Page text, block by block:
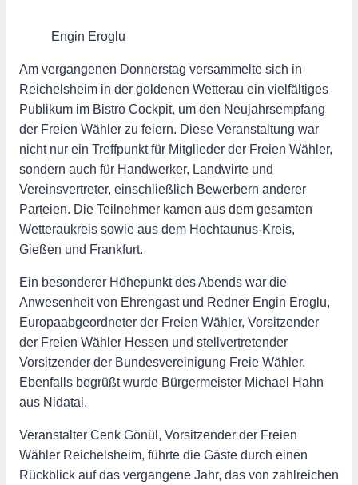
Engin Eroglu
Am vergangenen Donnerstag versammelte sich in
Reichelsheim in der goldenen Wetterau ein vielfältiges
Publikum im Bistro Cockpit, um den Neujahrsempfang
der Freien Wähler zu feiern. Diese Veranstaltung war
nicht nur ein Treffpunkt für Mitglieder der Freien Wähler,
sondern auch für Handwerker, Landwirte und
Vereinsvertreter, einschließlich Bewerbern anderer
Parteien. Die Teilnehmer kamen aus dem gesamten
Wetteraukreis sowie aus dem Hochtaunus-Kreis,
Gießen und Frankfurt.
Ein besonderer Höhepunkt des Abends war die
Anwesenheit von Ehrengast und Redner Engin Eroglu,
Europaabgeordneter der Freien Wähler, Vorsitzender
der Freien Wähler Hessen und stellvertretender
Vorsitzender der Bundesvereinigung Freie Wähler.
Ebenfalls begrüßt wurde Bürgermeister Michael Hahn
aus Nidatal.
Veranstalter Cenk Gönül, Vorsitzender der Freien
Wähler Reichelsheim, führte die Gäste durch einen
Rückblick auf das vergangene Jahr, das von zahlreichen